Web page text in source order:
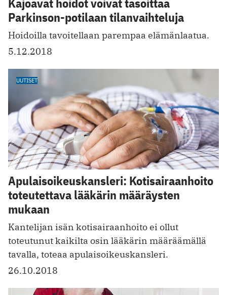
Parkinson-potilaan tilanvaihteluja
Hoidoilla tavoitellaan parempaa elämänlaatua.
5.12.2018
UUTISET
Apulaisoikeuskansleri: Kotisairaanhoito
toteutettava lääkärin määräysten
mukaan
Kantelijan isän kotisairaanhoito ei ollut
toteutunut kaikilta osin lääkärin määräämällä
tavalla, toteaa apulaisoikeuskansleri.
26.10.2018